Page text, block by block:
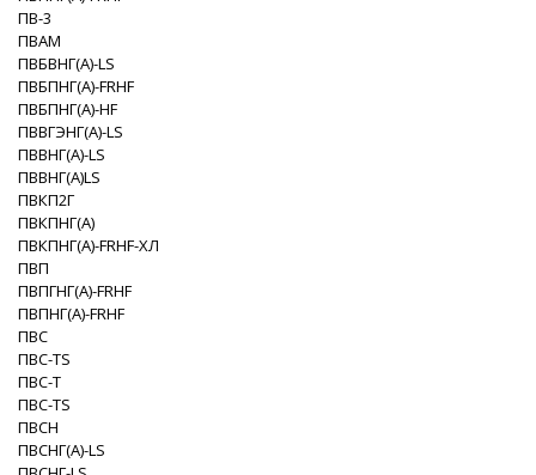
ПВ-3
ПВАМ
ПВБВНГ(A)-LS
ПВБПНГ(A)-FRHF
ПВБПНГ(A)-HF
ПВВГЭНГ(A)-LS
ПВВНГ(A)-LS
ПВВНГ(A)LS
ПВКП2Г
ПВКПНГ(A)
ПВКПНГ(A)-FRHF-XЛ
ПВП
ПВПГНГ(A)-FRHF
ПВПНГ(A)-FRHF
ПВС
ПВС-TS
ПВС-Т
ПВС-ТS
ПВСН
ПВСНГ(A)-LS